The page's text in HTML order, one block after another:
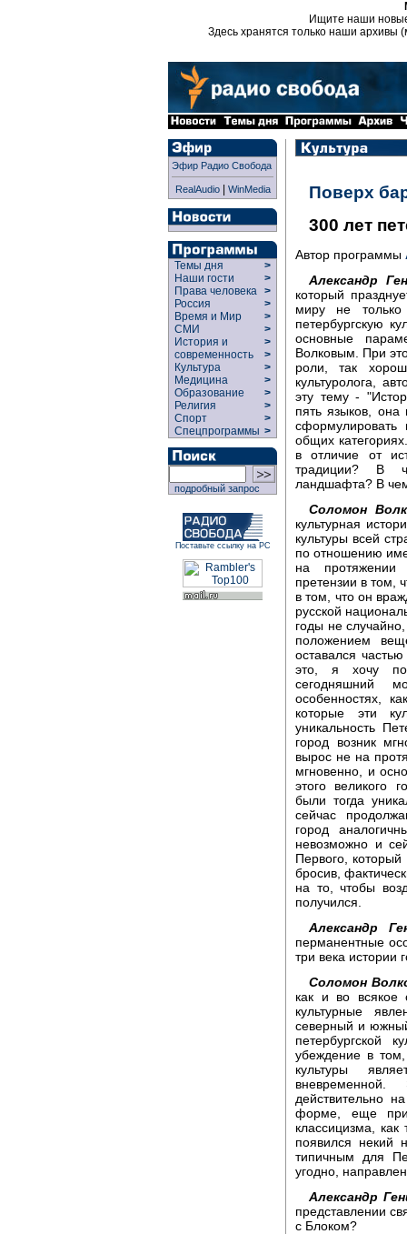
Ищите наши
Здесь хранятся только наши архивы
Эфир Радио Свобода
RealAudio| WinMedia
Темы дня
>
Наши гости
>
Права человека >
Россия
>
Время и Мир
>
СМИ
>
История и
современность
>
>
Культура
>
Медицина
>
Образование
>
Религия
>
Спорт
>
Спецпрограммы >
подробный запрос
Поставьте ссылку на РС
Поверх
300 лет
Автор программы
Александр
который
миру не
петербургскую
основные
Волковым. При
роли, так
культуролога,
эту тему -
пять языков,
сформулировать
общих
в отличие от
традиции? В
ландшафта? В
Соломон
культурная
культуры всей
по отношению
на протяжении
претензии в том,
в том, что он
русской
годы не
положением
оставался
это, я хочу
сегодняшний
особенностях,
которые эти
уникальность
город возник
вырос не на
мгновенно, и
этого великого
были тогда
сейчас
город
невозможно и
Первого, который
бросив,
на то, чтобы
получился.
Александр
перманентные
три века истории
Соломон
как и во всякое
культурные
северный и
петербургской
убеждение в
культуры
действительно
форме, еще при
классицизма,
появился некий
типичным для
угодно,
Александр
представлении
с Блоком?